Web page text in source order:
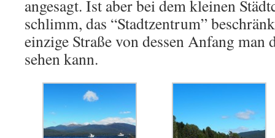
angesagt. Ist aber bei dem kleinen
schlimm, das “Stadtzentrum”
einzige Straße von dessen Anfang man
sehen kann.